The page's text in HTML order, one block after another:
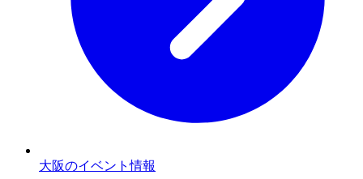
大阪のイベント情報